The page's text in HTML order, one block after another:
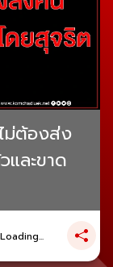
ม่ต้องส่ง
และขาด
Loading...